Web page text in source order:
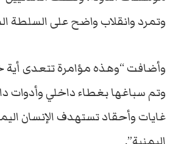
وتمرد وانقلاب واضح على السلطة
وأضافت “وهذه مؤامرة تتعدى أية
وتم سباغها بغطاء داخلي وأدوات
غايات وأحقاد تستهدف الإنسان